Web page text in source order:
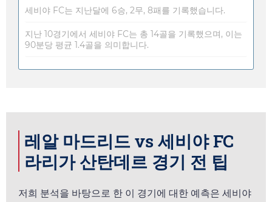
세비야 FC는 지난달에 6승, 2무, 8패를 기록했습니다.
지난 10경기에서 세비야 FC는 총 14골을 기록했으며, 이는
90분당 평균 1.4골을 의미합니다.
레알 마드리드 vs 세비야 FC
라리가 산탄데르 경기 전 팁
저희 분석을 바탕으로 한 이 경기에 대한 예측은 세비야